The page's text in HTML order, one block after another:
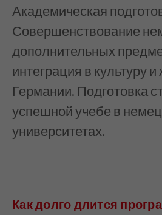
Академическая
Совершенствование
дополнительных
интеграция в культуру и
Германии. Подготовка
успешной учебе в
университетах.
Как долго длится